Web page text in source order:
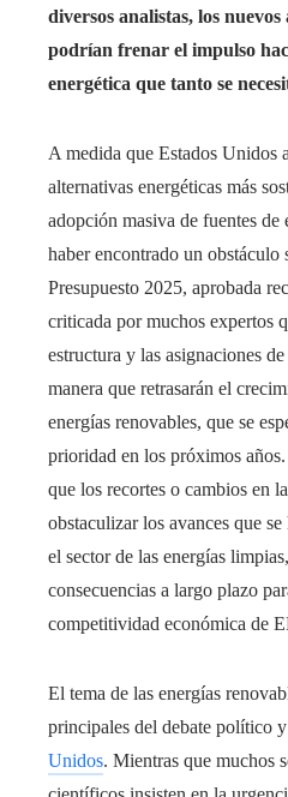
diversos analistas, los
podrían frenar el impulso
energética que tanto se
A medida que Estados Unidos
alternativas energéticas más
adopción masiva de fuentes de
haber encontrado un
Presupuesto 2025, aprobada
criticada por muchos expertos
estructura y las asignaciones
manera que retrasarán el
energías renovables, que se
prioridad en los próximos
que los recortes o cambios en
obstaculizar los avances que
el sector de las energías
consecuencias a largo plazo
competitividad económica de
El tema de las energías
principales del debate político
Unidos. Mientras que muchos